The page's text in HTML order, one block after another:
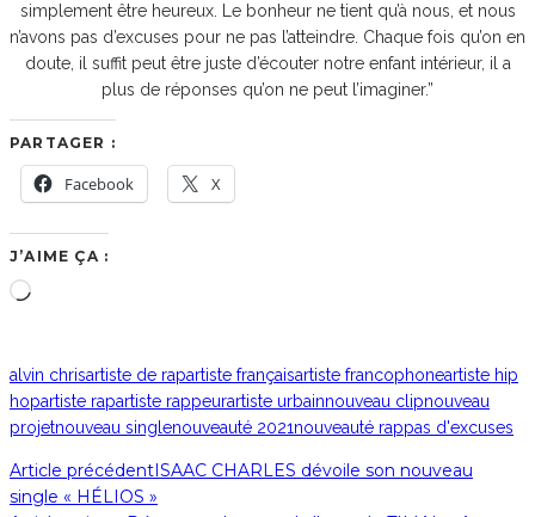
simplement être heureux. Le bonheur ne tient qu’à nous, et nous
n’avons pas d’excuses pour ne pas l’atteindre. Chaque fois qu’on en
doute, il suffit peut être juste d’écouter notre enfant intérieur, il a
plus de réponses qu’on ne peut l’imaginer.”
PARTAGER :
Facebook X
J’AIME ÇA :
Chargement…
alvin chrisartiste de rapartiste françaisartiste francophoneartiste hip
hopartiste rapartiste rappeurartiste urbainnouveau clipnouveau
projetnouveau singlenouveauté 2021nouveauté rappas d'excuses
Article précédentISAAC CHARLES dévoile son nouveau
single « HÉLIOS »